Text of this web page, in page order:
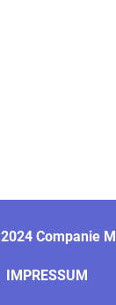
2024 Companie M
IMPRESSUM